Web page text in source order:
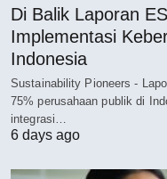
Di Balik Laporan
Implementasi
Indonesia
Sustainability Pioneers -
75% perusahaan publik di
integrasi…
6 days ago